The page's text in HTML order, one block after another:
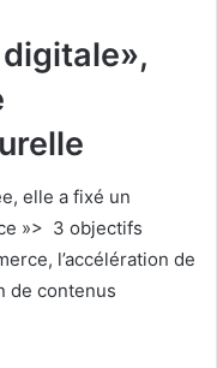
elle a fixé un
»> 3 objectifs
l’accélération de
de contenus